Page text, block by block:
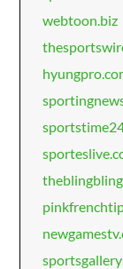
webtoon.biz